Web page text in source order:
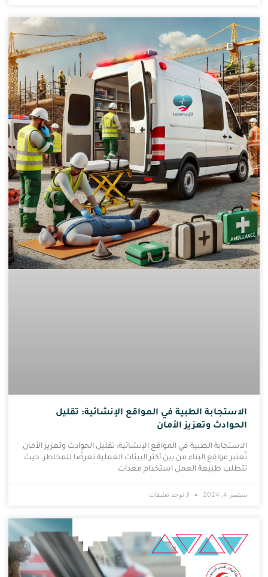
الاستجابة الطبية في المواقع الإنشائية: تقليل
الحوادث وتعزيز الأمان
الاستجابة الطبية في المواقع الإنشائية: تقليل الحوادث وتعزيز الأمان
تُعتبر مواقع البناء من بين أكثر البيئات العملية تعرضًا للمخاطر، حيث
تتطلب طبيعة العمل استخدام معدات
سبتمبر 4, 2024 لا توجد تعليقات